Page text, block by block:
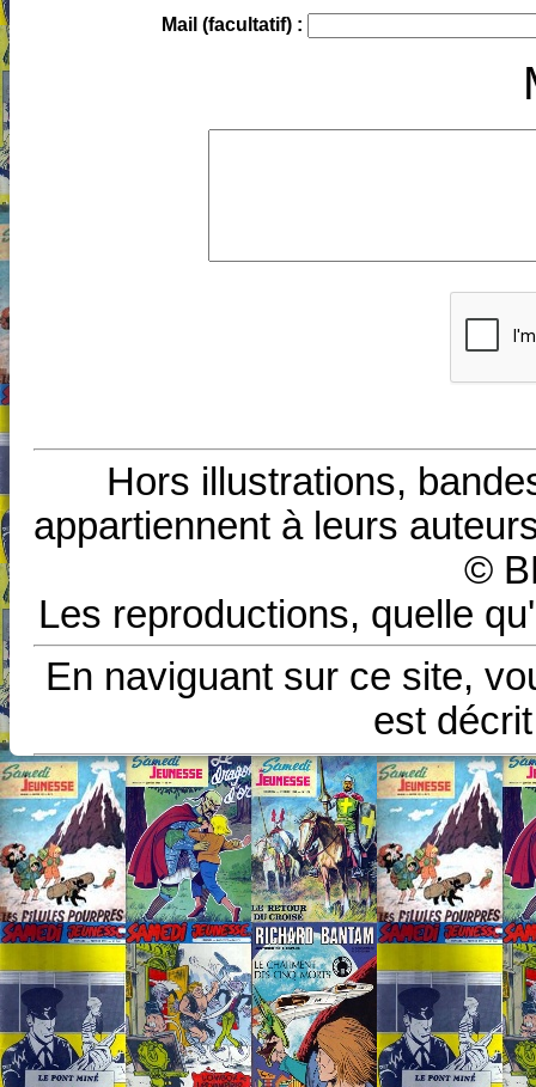
Mail (facultatif) :
Hors illustrations,
appartiennent à leurs
©
Les reproductions, quelle
En naviguant sur ce site,
est